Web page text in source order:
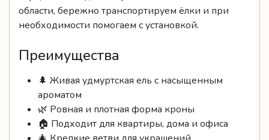
Преимущества
ароматом
🌿 Ровная и плотная форма кроны
🏠 Подходит для квартиры, дома и офиса
🎄 Крепкие ветви для украшений
🚚 Доставка по Москве и области
📏 Удобный выбор высоты